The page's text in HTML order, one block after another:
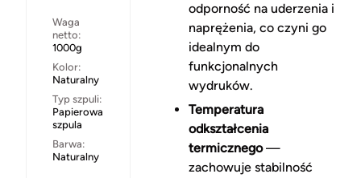
Waga
netto:
1000g
Kolor:
Naturalny
Typ szpuli:
Papierowa
szpula
Barwa:
Naturalny
odporność na uderzenia i
naprężenia, co czyni go
idealnym do
funkcjonalnych
wydruków.
Temperatura
odkształcenia
termicznego—
zachowuje stabilność